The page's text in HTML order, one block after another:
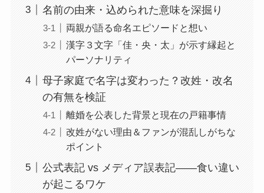
名前の由来・込められた意味を深掘り
両親が語る命名エピソードと想い
漢字３文字「佳・央・太」が示す縁起と
パーソナリティ
母子家庭で名字は変わった？改姓・改名
の有無を検証
離婚を公表した背景と現在の戸籍事情
改姓がない理由＆ファンが混乱しがちな
ポイント
公式表記 vs メディア誤表記――食い違い
が起こるワケ